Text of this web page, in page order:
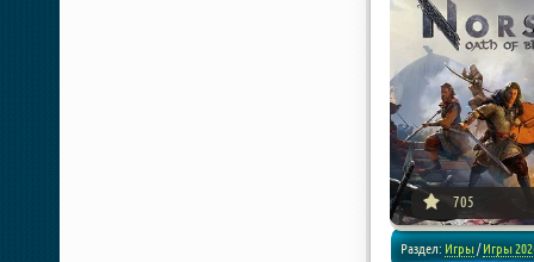
705
Раздел: Игры/Игры